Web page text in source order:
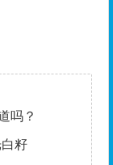
吗？
籽